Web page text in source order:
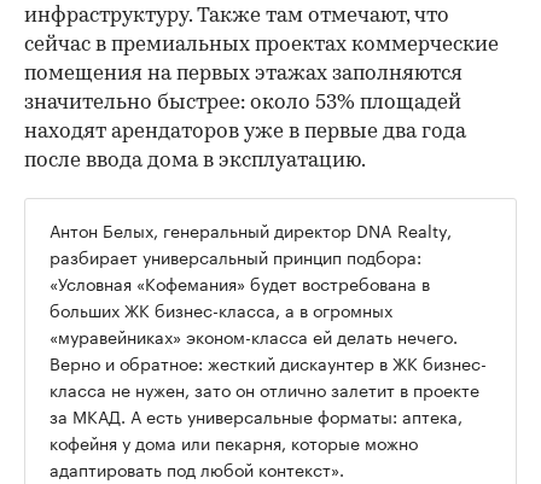
инфраструктуру. Также там отмечают, что
сейчас в премиальных проектах коммерческие
помещения на первых этажах заполняются
значительно быстрее: около 53% площадей
находят арендаторов уже в первые два года
после ввода дома в эксплуатацию.
Антон Белых, генеральный директор DNA Realty,
разбирает универсальный принцип подбора:
«Условная «Кофемания» будет востребована в
больших ЖК бизнес-класса, а в огромных
«муравейниках» эконом-класса ей делать нечего.
Верно и обратное: жесткий дискаунтер в ЖК бизнес-
класса не нужен, зато он отлично залетит в проекте
за МКАД. А есть универсальные форматы: аптека,
кофейня у дома или пекарня, которые можно
адаптировать под любой контекст».